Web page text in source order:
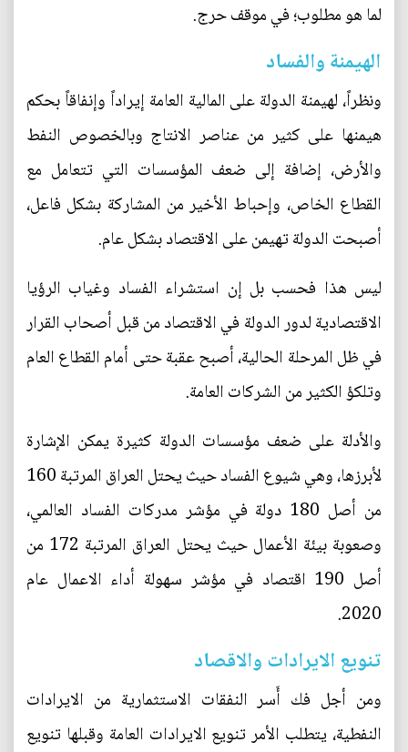
لما هو مطلوب؛ في موقف حرج.
الهيمنة والفساد
ونظراً، لهيمنة الدولة على المالية العامة إيراداً وإنفاقاً بحكم
هيمنها على كثير من عناصر الانتاج وبالخصوص النفط
والأرض، إضافة إلى ضعف المؤسسات التي تتعامل مع
القطاع الخاص، وإحباط الأخير من المشاركة بشكل فاعل،
أصبحت الدولة تهيمن على الاقتصاد بشكل عام.
ليس هذا فحسب بل إن استشراء الفساد وغياب الرؤيا
الاقتصادية لدور الدولة في الاقتصاد من قبل أصحاب القرار
في ظل المرحلة الحالية، أصبح عقبة حتى أمام القطاع العام
وتلكؤ الكثير من الشركات العامة.
والأدلة على ضعف مؤسسات الدولة كثيرة يمكن الإشارة
لأبرزها، وهي شيوع الفساد حيث يحتل العراق المرتبة 160
من أصل 180 دولة في مؤشر مدركات الفساد العالمي،
وصعوبة بيئة الأعمال حيث يحتل العراق المرتبة 172 من
أصل 190 اقتصاد في مؤشر سهولة أداء الاعمال عام
2020.
تنويع الايرادات والاقصاد
ومن أجل فك أَسر النفقات الاستثمارية من الايرادات
النفطية، يتطلب الأمر تنويع الايرادات العامة وقبلها تنويع